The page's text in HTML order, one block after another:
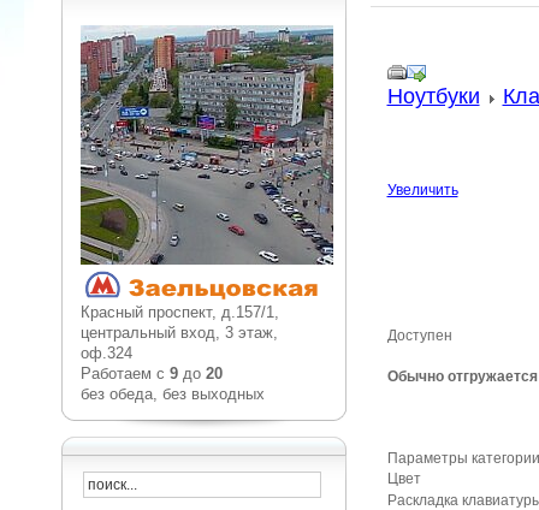
Красный проспект, д.157/1,
центральный вход, 3 этаж,
оф.324
Работаем с 9до 20
без обеда, без выходных
Ноутбуки
Увеличить
Доступен
Обычно
Параметры
Цвет
Раскладка